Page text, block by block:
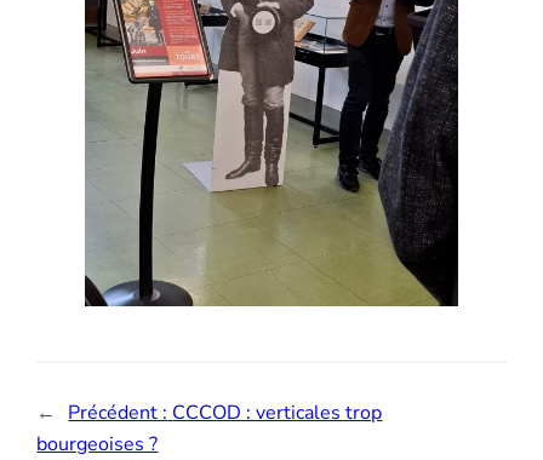
← Précédent : CCCOD : verticales trop
bourgeoises ?